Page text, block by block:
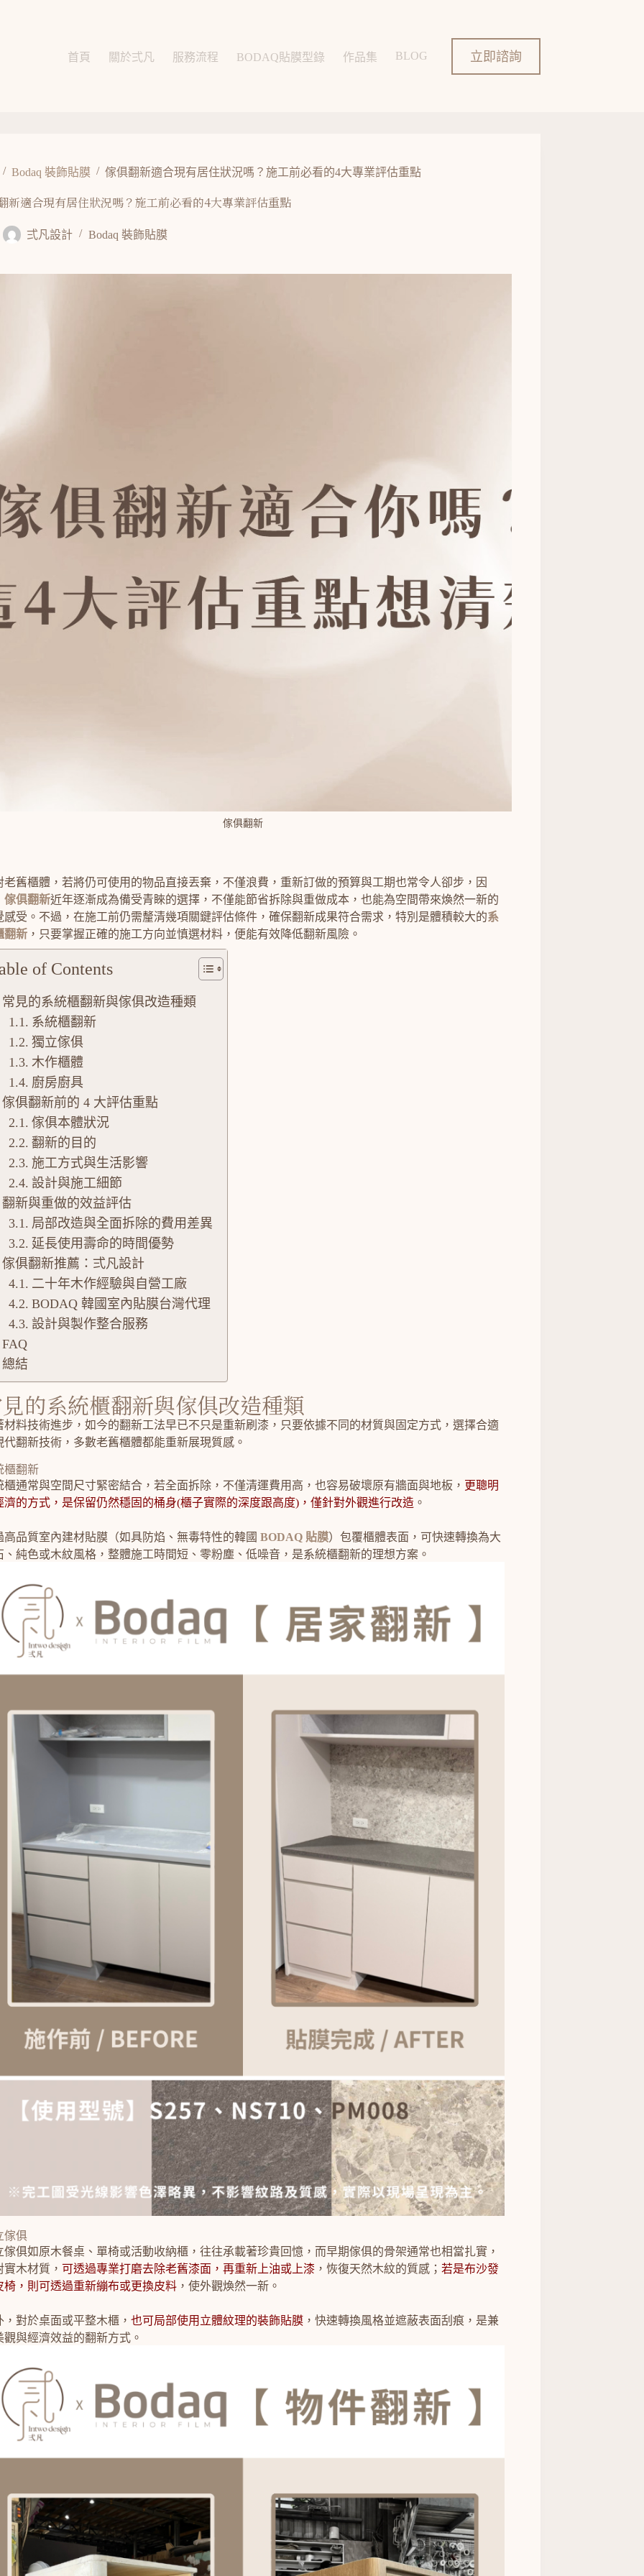
首頁 關於弍凡 服務流程 BODAQ貼膜型錄 作品集 BLOG 立即諮詢
/ Bodaq 裝飾貼膜 / 傢俱翻新適合現有居住狀況嗎？施工前必看的4大專業評估重點
新適合現有居住狀況嗎？施工前必看的4大專業評估重點
弍凡設計 Bodaq 裝飾貼膜
傢俱翻新
老舊櫃體，若將仍可使用的物品直接丟棄，不僅浪費，重新訂做的預算與工期也常令人卻步，因
傢俱翻新近年逐漸成為備受青睞的選擇，不僅能節省拆除與重做成本，也能為空間帶來煥然一新的
感受。不過，在施工前仍需釐清幾項關鍵評估條件，確保翻新成果符合需求，特別是體積較大的系
翻新 ，只要掌握正確的施工方向並慎選材料，便能有效降低翻新風險。
of Contents
常見的系統櫃翻新與傢俱改造種類
系統櫃翻新
獨立傢俱
木作櫃體
廚房廚具
傢俱翻新前的 4 大評估重點
傢俱本體狀況
翻新的目的
施工方式與生活影響
設計與施工細節
翻新與重做的效益評估
局部改造與全面拆除的費用差異
延長使用壽命的時間優勢
傢俱翻新推薦：弍凡設計
二十年木作經驗與自營工廠
BODAQ 韓國室內貼膜台灣代理
設計與製作整合服務
FAQ
總結
的系統櫃翻新與傢俱改造種類
材料技術進步，如今的翻新工法早已不只是重新刷漆，只要依據不同的材質與固定方式，選擇合適
代翻新技術，多數老舊櫃體都能重新展現質感。
櫃翻新
櫃通常與空間尺寸緊密結合，若全面拆除，不僅清運費用高，也容易破壞原有牆面與地板， 更聰明
濟的方式，是保留仍然穩固的桶身(櫃子實際的深度跟高度)，僅針對外觀進行改造 。
高品質室內建材貼膜（如具防焰、無毒特性的韓國 BODAQ 貼膜）包覆櫃體表面，可快速轉換為大
、純色或木紋風格，整體施工時間短、零粉塵、低噪音，是系統櫃翻新的理想方案。
傢俱
傢俱如原木餐桌、單椅或活動收納櫃，往往承載著珍貴回憶，而早期傢俱的骨架通常也相當扎實，
實木材質， 可透過專業打磨去除老舊漆面，再重新上油或上漆 ，恢復天然木紋的質感； 若是布沙發
椅，則可透過重新繃布或更換皮料 ，使外觀煥然一新。
，對於桌面或平整木櫃， 也可局部使用立體紋理的裝飾貼膜 ，快速轉換風格並遮蔽表面刮痕，是兼
觀與經濟效益的翻新方式。